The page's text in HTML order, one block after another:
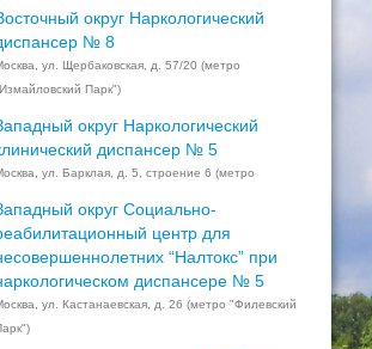
округ Наркологический
№ 8
ул. Щербаковская, д. 57/20 (метро
Парк")
округ Наркологический
диспансер № 5
ул. Барклая, д. 5, строение 6 (метро
округ Социально-
центр для
“Налтокс” при
диспансере № 5
ул. Кастанаевская, д. 26 (метро "Филевский